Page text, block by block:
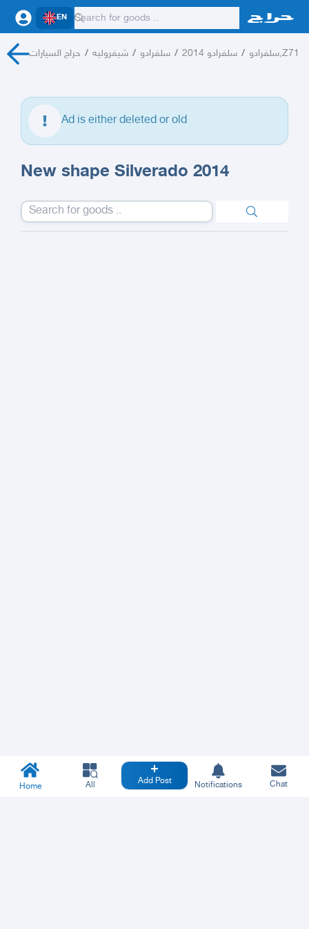
EN
حراج السيارات / شيفروليه / سلفرادو / سلفرادو 2014 / سلفرادو,Z71
Ad is either deleted or old
New shape Silverado 2014
Home All Add Post Notifications Chat